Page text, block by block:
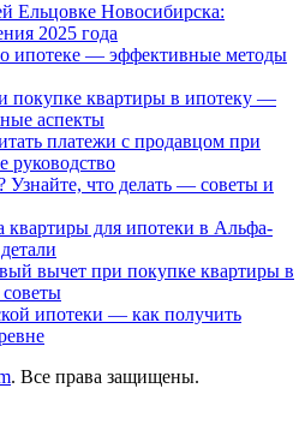
Ельцовке Новосибирска:
2025 года
ипотеке — эффективные методы
покупке квартиры в ипотеку —
аспекты
платежи с продавцом при
руководство
Узнайте, что делать — советы и
квартиры для ипотеки в Альфа-
вычет при покупке квартиры в
ипотеки — как получить
. Все права защищены.